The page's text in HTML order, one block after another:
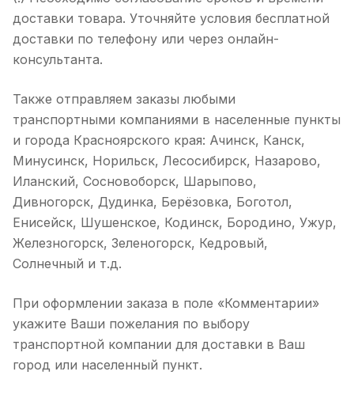
доставки товара. Уточняйте условия бесплатной
доставки по телефону или через онлайн-
консультанта.
Также отправляем заказы любыми
транспортными компаниями в населенные пункты
и города Красноярского края: Ачинск, Канск,
Минусинск, Норильск, Лесосибирск, Назарово,
Иланский, Сосновоборск, Шарыпово,
Дивногорск, Дудинка, Берёзовка, Боготол,
Енисейск, Шушенское, Кодинск, Бородино, Ужур,
Железногорск, Зеленогорск, Кедровый,
Солнечный и т.д.
При оформлении заказа в поле «Комментарии»
укажите Ваши пожелания по выбору
транспортной компании для доставки в Ваш
город или населенный пункт.